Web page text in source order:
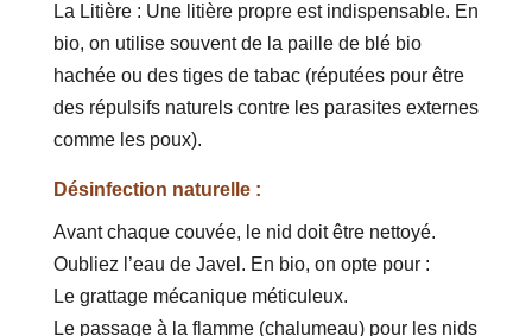
La Litière : Une litière propre est indispensable. En
bio, on utilise souvent de la paille de blé bio
hachée ou des tiges de tabac (réputées pour être
des répulsifs naturels contre les parasites externes
comme les poux).
Désinfection naturelle :
Avant chaque couvée, le nid doit être nettoyé.
Oubliez l’eau de Javel. En bio, on opte pour :
Le grattage mécanique méticuleux.
Le passage à la flamme (chalumeau) pour les nids